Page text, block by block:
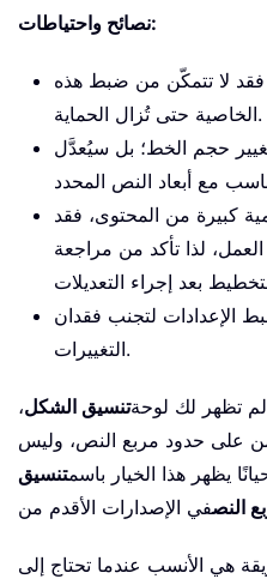
نصائح واحتياطات:
فقد لا تتمكّن من ضبط هذه
الخاصية حتى تُزال الحماية.
حجم الخط؛ بل سيُعدَّل
كبيرة من المحتوى، فقد
لذا تأكد من مراجعة
الإعدادات لتجنب فقدان
التغييرات.
لم تظهر لك لوحةتنسيق الشكل،
على حدود مربع النص، وليس
يظهر هذا الخيار باسمتنسيق
النص
هي الأنسب عندما تحتاج إلى